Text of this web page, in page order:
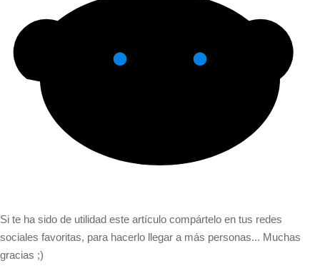
Si te ha sido de utilidad este artículo compártelo en tus redes
sociales favoritas, para hacerlo llegar a más personas... Muchas
gracias ;)